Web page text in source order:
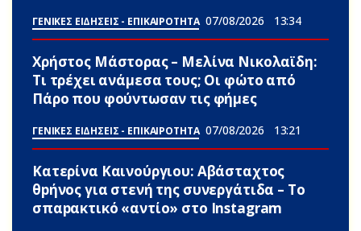
ΓΕΝΙΚΕΣ ΕΙΔΗΣΕΙΣ - ΕΠΙΚΑΙΡΟΤΗΤΑ 07/08/2026 13:34
Χρήστος Μάστορας – Μελίνα Νικολαϊδη:
Τι τρέχει ανάμεσα τους; Οι φώτο από
Πάρο που φούντωσαν τις φήμες
ΓΕΝΙΚΕΣ ΕΙΔΗΣΕΙΣ - ΕΠΙΚΑΙΡΟΤΗΤΑ 07/08/2026 13:21
Κατερίνα Καινούργιου: Αβάσταχτος
θpήνος για στενή της συνεργάτιδα – Το
σπαpακτικό «αντίο» στο Instagram